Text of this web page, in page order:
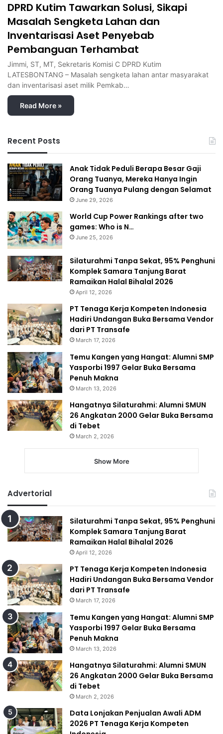
DPRD Kutim Tawarkan Solusi, Sikapi
Masalah Sengketa Lahan dan
Inventarisasi Aset Penyebab
Pembanguan Terhambat
Jimmi, ST, MT, Sekretaris Komisi C DPRD Kutim
LATESBONTANG – Masalah sengketa lahan antar masyarakat
dan inventarisasi aset milik Pemkab…
Read More »
Recent Posts
Anak Tidak Peduli Berapa Besar Gaji
Orang Tuanya, Mereka Hanya Ingin
Orang Tuanya Pulang dengan Selamat
June 29, 2026
World Cup Power Rankings after two
games: Who is N…
June 25, 2026
Silaturahmi Tanpa Sekat, 95% Penghuni
Komplek Samara Tanjung Barat
Ramaikan Halal Bihalal 2026
April 12, 2026
PT Tenaga Kerja Kompeten Indonesia
Hadiri Undangan Buka Bersama Vendor
dari PT Transafe
March 17, 2026
Temu Kangen yang Hangat: Alumni SMP
Yasporbi 1997 Gelar Buka Bersama
Penuh Makna
March 13, 2026
Hangatnya Silaturahmi: Alumni SMUN
26 Angkatan 2000 Gelar Buka Bersama
di Tebet
March 2, 2026
Show More
Advertorial
Silaturahmi Tanpa Sekat, 95% Penghuni
Komplek Samara Tanjung Barat
Ramaikan Halal Bihalal 2026
April 12, 2026
PT Tenaga Kerja Kompeten Indonesia
Hadiri Undangan Buka Bersama Vendor
dari PT Transafe
March 17, 2026
Temu Kangen yang Hangat: Alumni SMP
Yasporbi 1997 Gelar Buka Bersama
Penuh Makna
March 13, 2026
Hangatnya Silaturahmi: Alumni SMUN
26 Angkatan 2000 Gelar Buka Bersama
di Tebet
March 2, 2026
Data Lonjakan Penjualan Awali ADM
2026 PT Tenaga Kerja Kompeten